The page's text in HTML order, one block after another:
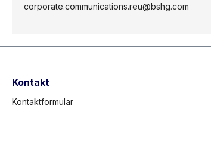
corporate.communications.reu@bshg.com
Kontakt
Kontaktformular